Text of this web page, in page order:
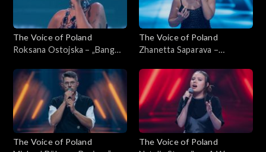
The Voice of Poland
Roksana Ostojska – „Bang
Live 1, 8 listopada 2025
The Voice of Poland
Zhanetta Saparava –
Voice of Poland”, Nokaut, 1
listopada 2025
The Voice of Poland
The Voice of Poland